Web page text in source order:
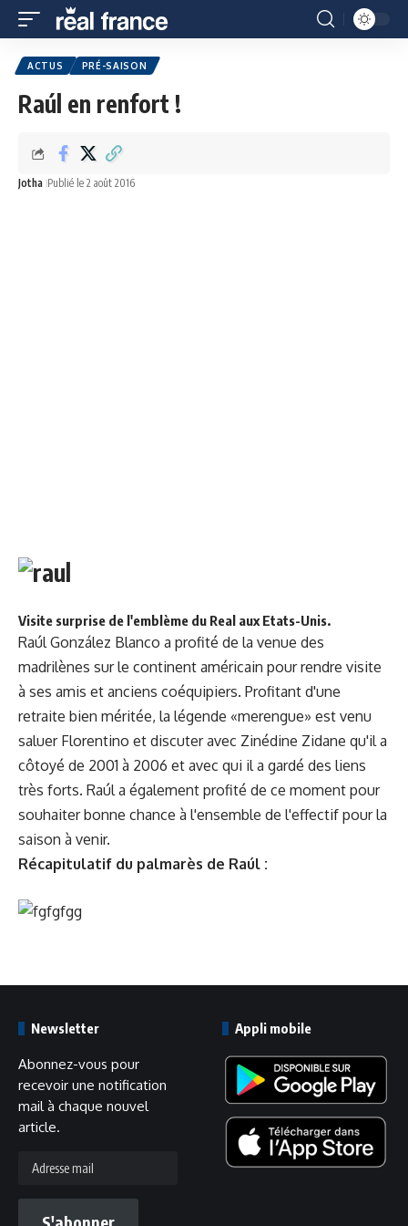
ACTUS PRÉ-SAISON
Raúl en renfort !
Jotha Publié le 2 août 2016
Visite surprise de l'emblème du Real aux Etats-Unis.
Raúl González Blanco a profité de la venue des
madrilènes sur le continent américain pour rendre visite
à ses amis et anciens coéquipiers. Profitant d'une
retraite bien méritée, la légende «merengue» est venu
saluer Florentino et discuter avec Zinédine Zidane qu'il a
côtoyé de 2001 à 2006 et avec qui il a gardé des liens
très forts. Raúl a également profité de ce moment pour
souhaiter bonne chance à l'ensemble de l'effectif pour la
saison à venir.
Récapitulatif du palmarès de Raúl :
Newsletter
Abonnez-vous pour
recevoir une notification
mail à chaque nouvel
article.
mail
Appli mobile